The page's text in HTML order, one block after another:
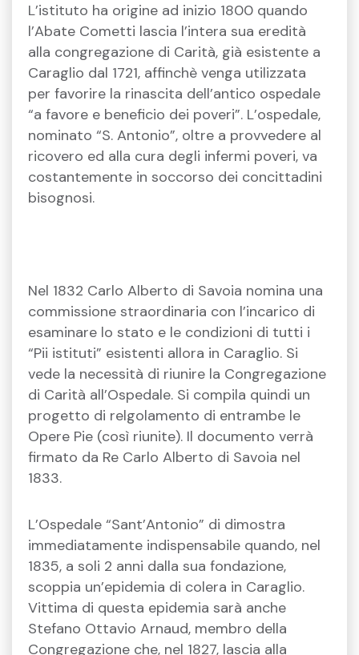
L’istituto ha origine ad inizio 1800 quando
l’Abate Cometti lascia l’intera sua eredità
alla congregazione di Carità, già esistente a
Caraglio dal 1721, affinchè venga utilizzata
per favorire la rinascita dell’antico ospedale
“a favore e beneficio dei poveri”. L’ospedale,
nominato “S. Antonio”, oltre a provvedere al
ricovero ed alla cura degli infermi poveri, va
costantemente in soccorso dei concittadini
bisognosi.
Nel 1832 Carlo Alberto di Savoia nomina una
commissione straordinaria con l’incarico di
esaminare lo stato e le condizioni di tutti i
“Pii istituti” esistenti allora in Caraglio. Si
vede la necessità di riunire la Congregazione
di Carità all’Ospedale. Si compila quindi un
progetto di relgolamento di entrambe le
Opere Pie (così riunite). Il documento verrà
firmato da Re Carlo Alberto di Savoia nel
1833.
L’Ospedale “Sant’Antonio” di dimostra
immediatamente indispensabile quando, nel
1835, a soli 2 anni dalla sua fondazione,
scoppia un’epidemia di colera in Caraglio.
Vittima di questa epidemia sarà anche
Stefano Ottavio Arnaud, membro della
Congregazione che, nel 1827, lascia alla